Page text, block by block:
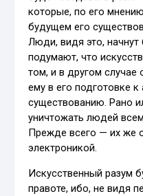
которые, по его
будущем его
Люди, видя это, начнут
подумают, что
том, и в другом случае
ему в его подготовке
существованию. Рано
уничтожать людей
Прежде всего — их же
электроникой.
Искусственный разум
правоте, ибо, не видя